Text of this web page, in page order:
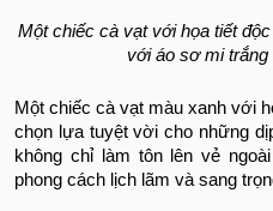
Một chiếc cà vạt với họa tiết
với áo sơ mi
Một chiếc cà vạt màu xanh với
chọn lựa tuyệt vời cho những
không chỉ làm tôn lên vẻ
phong cách lịch lãm và sang